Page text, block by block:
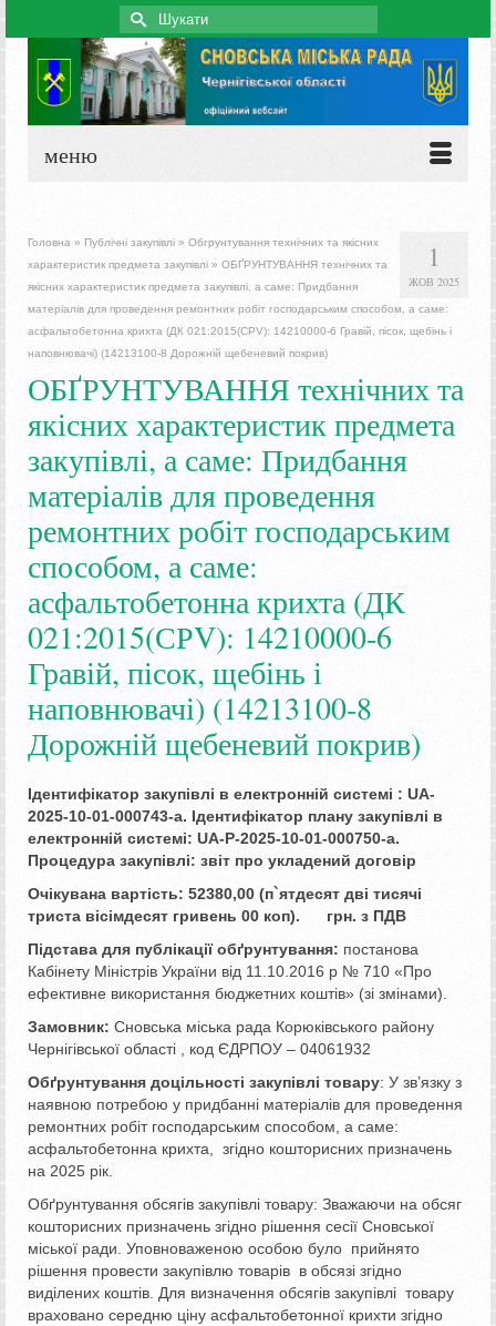
Search
for:
меню
1
ЖОВ 2025
Головна » Публічні закупівлі » Обгрунтування технічних та якісних
характеристик предмета закупівлі » ОБҐРУНТУВАННЯ технічних та
якісних характеристик предмета закупівлі, а саме: Придбання
матеріалів для проведення ремонтних робіт господарським способом, а саме:
асфальтобетонна крихта (ДК 021:2015(СРV): 14210000-6 Гравій, пісок, щебінь і
наповнювачі) (14213100-8 Дорожній щебеневий покрив)
ОБҐРУНТУВАННЯ технічних та
якісних характеристик предмета
закупівлі, а саме: Придбання
матеріалів для проведення
ремонтних робіт господарським
способом, а саме:
асфальтобетонна крихта (ДК
021:2015(СРV): 14210000-6
Гравій, пісок, щебінь і
наповнювачі) (14213100-8
Дорожній щебеневий покрив)
Ідентифікатор закупівлі в електронній системі : UA-
2025-10-01-000743-a. Ідентифікатор плану закупівлі в
електронній системі: UA-P-2025-10-01-000750-a.
Процедура закупівлі: звіт про укладений договір
Очікувана вартість: 52380,00 (п`ятдесят дві тисячі
триста вісімдесят гривень 00 коп). грн. з ПДВ
Підстава для публікації обґрунтування: постанова
Кабінету Міністрів України від 11.10.2016 р № 710 «Про
ефективне використання бюджетних коштів» (зі змінами).
Замовник: Сновська міська рада Корюківського району
Чернігівської області , код ЄДРПОУ – 04061932
Обґрунтування доцільності закупівлі товару: У зв’язку з
наявною потребою у придбанні матеріалів для проведення
ремонтних робіт господарським способом, а саме:
асфальтобетонна крихта, згідно кошторисних призначень
на 2025 рік.
Обґрунтування обсягів закупівлі товару: Зважаючи на обсяг
кошторисних призначень згідно рішення сесії Сновської
міської ради. Уповноваженою особою було прийнято
рішення провести закупівлю товарів в обсязі згідно
виділених коштів. Для визначення обсягів закупівлі товару
враховано середню ціну асфальтобетонної крихти згідно